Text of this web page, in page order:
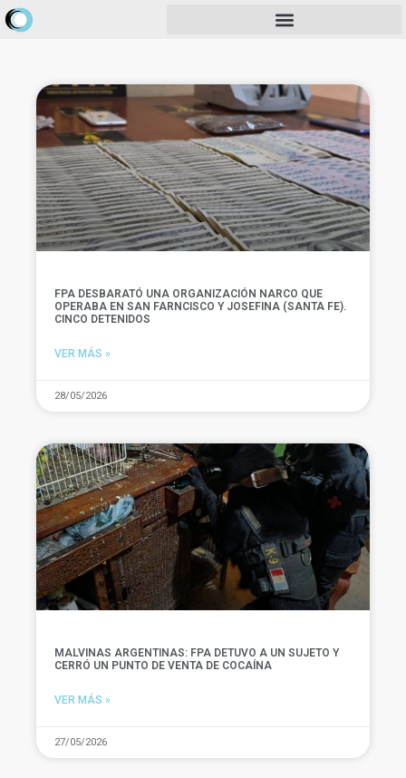
FPA DESBARATÓ UNA ORGANIZACIÓN NARCO QUE
OPERABA EN SAN FARNCISCO Y JOSEFINA (SANTA FE).
CINCO DETENIDOS
VER MÁS »
28/05/2026
MALVINAS ARGENTINAS: FPA DETUVO A UN SUJETO Y
CERRÓ UN PUNTO DE VENTA DE COCAÍNA
VER MÁS »
27/05/2026